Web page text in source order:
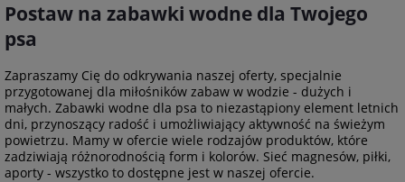
Postaw na zabawki wodne dla Twojego
psa
Zapraszamy Cię do odkrywania naszej oferty, specjalnie
przygotowanej dla miłośników zabaw w wodzie - dużych i
małych. Zabawki wodne dla psa to niezastąpiony element letnich
dni, przynoszący radość i umożliwiający aktywność na świeżym
powietrzu. Mamy w ofercie wiele rodzajów produktów, które
zadziwiają różnorodnością form i kolorów. Sieć magnesów, piłki,
aporty - wszystko to dostępne jest w naszej ofercie.